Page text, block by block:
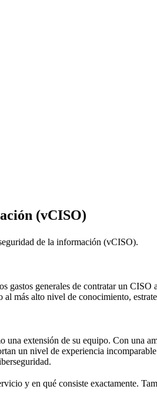
(vCISO)
de la información (vCISO).
generales de contratar un
al más alto nivel de conocimiento,
extensión de su equipo. Con una
un nivel de experiencia
y en qué consiste exactamente.